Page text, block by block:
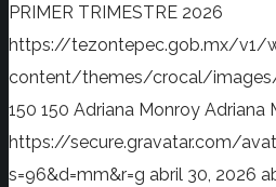
PRIMER TRIMESTRE 2026
https://tezontepec.gob.mx/v1/
content/themes/crocal/
150 150 Adriana Monroy Adriana
https://secure.gravatar.com/
s=96&d=mm&r=g abril 30, 2026